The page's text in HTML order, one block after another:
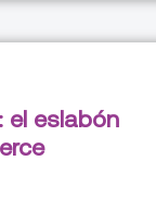
eslabón